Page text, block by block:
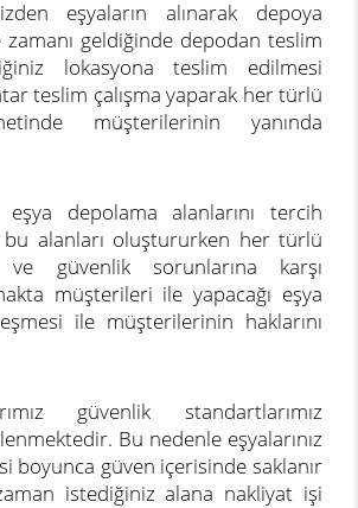
eşyaların alınarak depoya
zamanı geldiğinde depodan teslim
lokasyona teslim edilmesi
teslim çalışma yaparak her türlü
müşterilerinin yanında
eşya depolama alanlarını tercih
bu alanları oluştururken her türlü
güvenlik sorunlarına karşı
müşterileri ile yapacağı eşya
ile müşterilerinin haklarını
güvenlik standartlarımız
Bu nedenle eşyalarınız
boyunca güven içerisinde saklanır
istediğiniz alana nakliyat işi